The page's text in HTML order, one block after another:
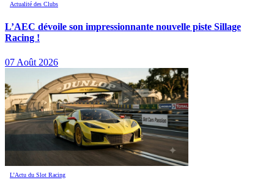
Actualité des Clubs
L’AEC dévoile son impressionnante nouvelle piste Sillage
Racing !
07 Août 2026
L’Actu du Slot Racing